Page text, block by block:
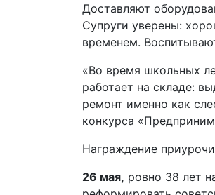
Доставляют
Супруги уверены:
временем.
«Во время школьных
работает на складе:
ремонт именно как
конкурса
Награждение
26 мая, ровно 38 лет